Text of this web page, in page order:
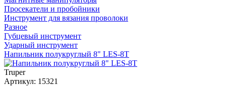
Просекатели и пробойники
Инструмент для вязания проволоки
Разное
Губцевый инструмент
Ударный инструмент
Напильник полукруглый 8" LES-8T
Truper
Артикул: 15321